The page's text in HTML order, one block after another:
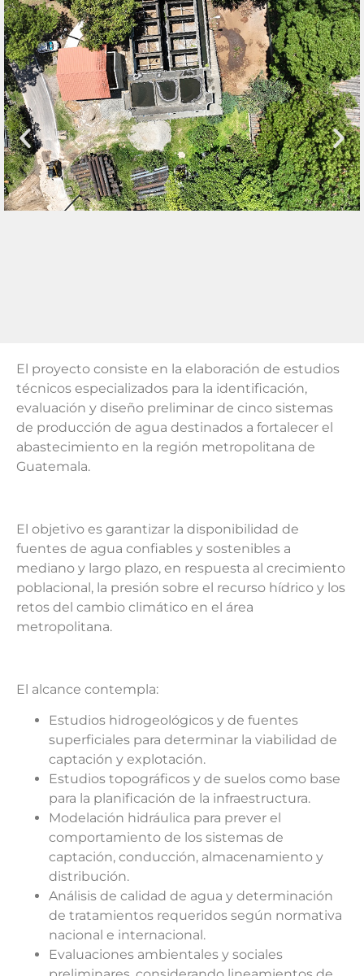
El proyecto consiste en la elaboración de estudios
técnicos especializados para la identificación,
evaluación y diseño preliminar de cinco sistemas
de producción de agua destinados a fortalecer el
abastecimiento en la región metropolitana de
Guatemala.
El objetivo es garantizar la disponibilidad de
fuentes de agua confiables y sostenibles a
mediano y largo plazo, en respuesta al crecimiento
poblacional, la presión sobre el recurso hídrico y los
retos del cambio climático en el área
metropolitana.
El alcance contempla:
Estudios hidrogeológicos y de fuentes
superficiales para determinar la viabilidad de
captación y explotación.
Estudios topográficos y de suelos como base
para la planificación de la infraestructura.
Modelación hidráulica para prever el
comportamiento de los sistemas de
captación, conducción, almacenamiento y
distribución.
Análisis de calidad de agua y determinación
de tratamientos requeridos según normativa
nacional e internacional.
Evaluaciones ambientales y sociales